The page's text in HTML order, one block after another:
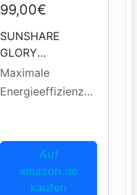
99,00€
SUNSHARE
GLORY
Intelligenter
Stromzähler
Maximale
Energieeffizienz
Auf
amazon.de
kaufen